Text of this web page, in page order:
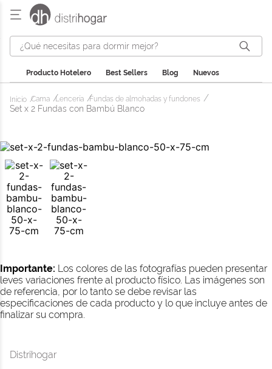
¿Qué necesitas para dormir mejor?
Producto Hotelero Best Sellers Blog Nuevos
Cama Lencería Fundas de almohadas y fundones
Set x 2 Fundas con Bambú Blanco
Importante: Los colores de las fotografías pueden presentar
leves variaciones frente al producto físico. Las imágenes son
de referencia, por lo tanto se debe revisar las
especificaciones de cada producto y lo que incluye antes de
finalizar su compra.
Distrihogar